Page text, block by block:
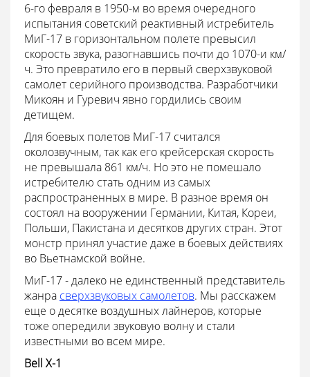
6-го февраля в 1950-м во время очередного
испытания советский реактивный истребитель
МиГ-17 в горизонтальном полете превысил
скорость звука, разогнавшись почти до 1070-и км/
ч. Это превратило его в первый сверхзвуковой
самолет серийного производства. Разработчики
Микоян и Гуревич явно гордились своим
детищем.
Для боевых полетов МиГ-17 считался
околозвучным, так как его крейсерская скорость
не превышала 861 км/ч. Но это не помешало
истребителю стать одним из самых
распространенных в мире. В разное время он
состоял на вооружении Германии, Китая, Кореи,
Польши, Пакистана и десятков других стран. Этот
монстр принял участие даже в боевых действиях
во Вьетнамской войне.
МиГ-17 - далеко не единственный представитель
жанра сверхзвуковых самолетов. Мы расскажем
еще о десятке воздушных лайнеров, которые
тоже опередили звуковую волну и стали
известными во всем мире.
Bell X-1